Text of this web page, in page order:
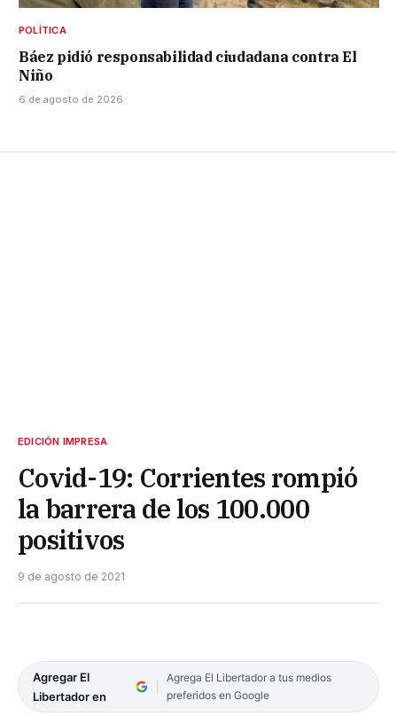
POLÍTICA
Báez pidió responsabilidad ciudadana contra El
Niño
6 de agosto de 2026
EDICIÓN IMPRESA
Covid-19: Corrientes rompió
la barrera de los 100.000
positivos
9 de agosto de 2021
Agregar El
Libertador en
Agrega El Libertador a tus medios
preferidos en Google